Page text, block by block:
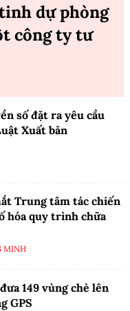
dự phòng
công ty tư
số đặt ra yêu cầu
Xuất bản
Trung tâm tác chiến
hóa quy trình chữa
MINH
149 vùng chè lên
GPS